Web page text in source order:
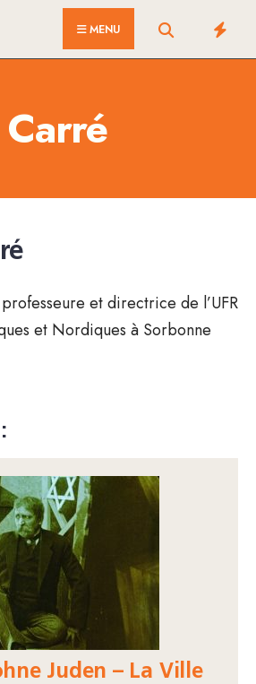
MENU
et directrice de l’UFR
et Nordiques à Sorbonne
Juden – La Ville